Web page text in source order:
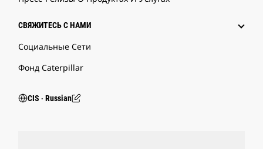
СВЯЖИТЕСЬ С НАМИ
Социальные Сети
Фонд Caterpillar
CIS ‧ Russian